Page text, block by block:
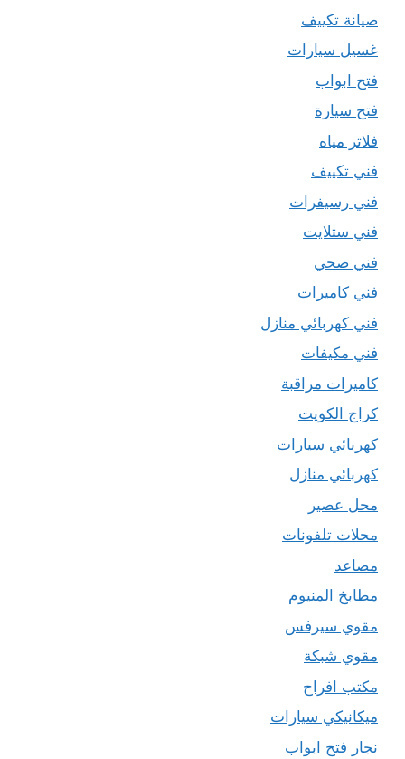
صيانة تكييف
غسيل سيارات
فتح ابواب
فتح سيارة
فلاتر مياه
فني تكييف
فني رسيفرات
فني ستلايت
فني صحي
فني كاميرات
فني كهربائي منازل
فني مكيفات
كاميرات مراقبة
كراج الكويت
كهربائي سيارات
كهربائي منازل
محل عصير
محلات تلفونات
مصاعد
مطابخ المنيوم
مقوي سيرفس
مقوي شبكة
مكتب افراح
ميكانيكي سيارات
نجار فتح ابواب